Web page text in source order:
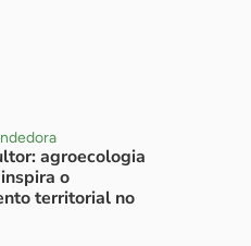
agroecologia
o
territorial no